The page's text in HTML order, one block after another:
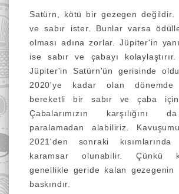
Satürn, kötü bir gezegen değildir.
ve sabır ister. Bunlar varsa
olması adına zorlar. Jüpiter'in
ise sabır ve çabayı
Jüpiter'in Satürn'ün gerisinde
2020'ye kadar olan
bereketli bir sabır ve çaba
Çabalarımızın karşılığını
paralamadan alabiliriz.
2021'den sonraki
karamsar olunabilir. Çünkü
genellikle geride kalan gezegenin
baskındır.